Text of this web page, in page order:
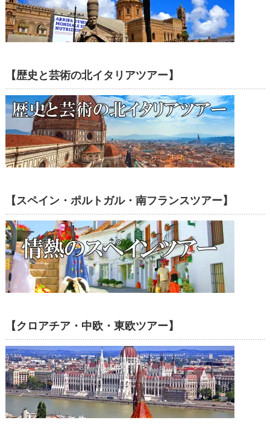
【歴史と芸術の北イタリアツアー】
【スペイン・ポルトガル・南フランスツアー】
【クロアチア・中欧・東欧ツアー】